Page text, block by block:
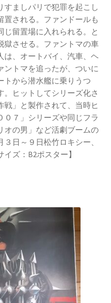
すましパリで犯罪を起こし
置される。ファンドールも
留置場に入れられる。と
獄させる。ファントマの車
は、オートバイ、汽車、ヘ
ントマを追ったが、ついに
トから潜水艦に乗りうつ
。ヒットしてシリーズ化さ
戦」と製作されて、当時ヒ
０７」シリーズや同じフラ
オの男」など活劇ブームの
日～９日松竹ロキシー、
ズ：B2ポスター】